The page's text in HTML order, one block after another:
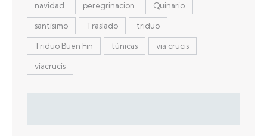
navidad peregrinacion Quinario
santísimo Traslado triduo
Triduo Buen Fin túnicas via crucis
viacrucis